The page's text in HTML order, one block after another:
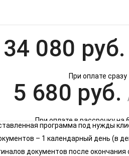
34 080
При оплате сразу
5 680 руб.
При оплате в рассрочку на
2 840 руб.
программа под нужды
– 1 календарный день (в
документов после